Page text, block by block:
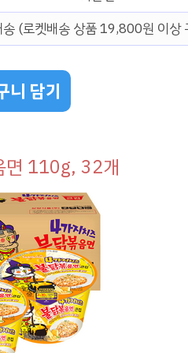
송 (로켓배송 상품 19,800원 이상
니 담기
면 110g, 32개